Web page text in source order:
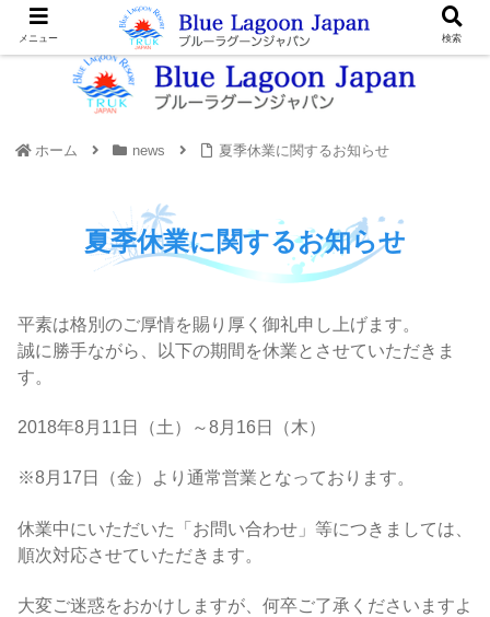
ホーム news 夏季休業に関するお知らせ
夏季休業に関するお知らせ
平素は格別のご厚情を賜り厚く御礼申し上げます。
誠に勝手ながら、以下の期間を休業とさせていただきま
す。
2018年8月11日（土）～8月16日（木）
※8月17日（金）より通常営業となっております。
休業中にいただいた「お問い合わせ」等につきましては、
順次対応させていただきます。
大変ご迷惑をおかけしますが、何卒ご了承くださいますよ
メニュー 検索